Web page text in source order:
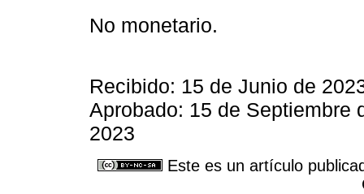
No monetario.
Recibido: 15 de Junio de
Aprobado: 15 de Septiembre
2023
Este es un artículo